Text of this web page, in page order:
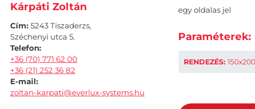
Kárpáti Zoltán
Cím: 5243 Tiszaderzs,
Széchenyi utca 5.
Telefon:
+36 (70) 771 62 00
+36 (21) 252 36 82
E-mail:
zoltan-karpati@everlux-systems.hu
egy oldalas jel
Paraméterek:
RENDEZÉS: